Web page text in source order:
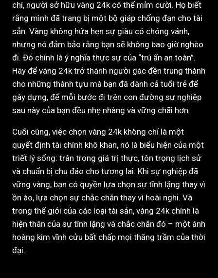
chí, người sở hữu vàng 24k có thể mỉm cười. Họ biết
rằng mình đã trang bị một bộ giáp chống đạn cho tài
sản. Vàng không hứa hẹn sự giàu có chóng vánh,
nhưng nó đảm bảo rằng bạn sẽ không bao giờ nghèo
đi. Đó chính là ý nghĩa thực sự của “trú ẩn an toàn”.
Hãy để vàng 24k trở thành người gác đền trung thành
cho những thành tựu mà bạn đã dành cả tuổi trẻ để
gây dựng, để mỗi bước đi trên con đường sự nghiệp
sau này của bạn đều nhẹ nhàng và vững chãi hơn.
Cuối cùng, việc chọn vàng 24k không chỉ là một
quyết định tài chính khô khan, nó là biểu hiện của một
triết lý sống: trân trọng giá trị thực, tôn trọng lịch sử
và chuẩn bị chu đáo cho tương lai. Khi sự nghiệp đã
vững vàng, bạn có quyền lựa chọn sự tĩnh lặng thay vì
ồn ào, lựa chọn sự chắc chắn thay vì hoài nghi. Và
trong thế giới của các loại tài sản, vàng 24k chính là
hiện thân của sự tĩnh lặng và chắc chắn đó – một ánh
hoàng kim vĩnh cửu bất chấp mọi thăng trầm của thời
đại.